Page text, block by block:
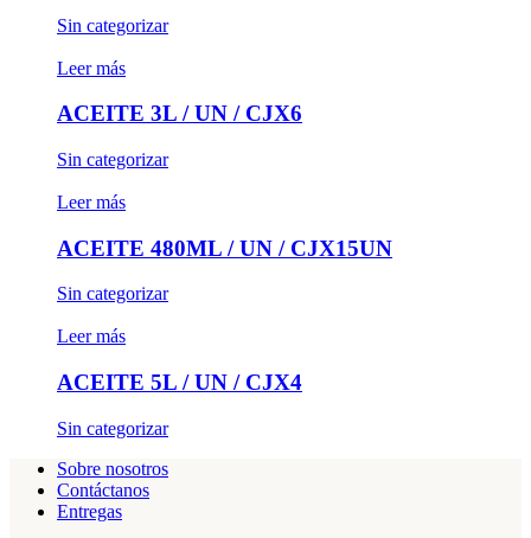
Sin categorizar
Leer más
ACEITE 3L / UN / CJX6
Sin categorizar
Leer más
ACEITE 480ML / UN / CJX15UN
Sin categorizar
Leer más
ACEITE 5L / UN / CJX4
Sin categorizar
Sobre nosotros
Contáctanos
Entregas